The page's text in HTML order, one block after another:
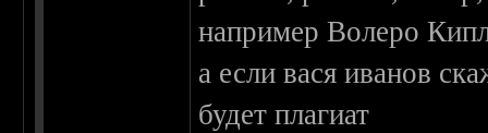
например Волеро
а если вася иванов
будет плагиат